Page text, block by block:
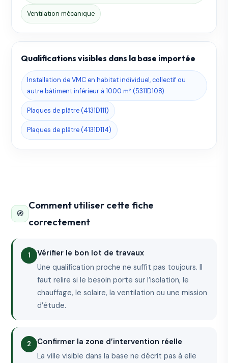
Ventilation mécanique
Qualifications visibles dans la base importée
Installation de VMC en habitat individuel, collectif ou
autre bâtiment inférieur à 1000 m² (5311D108)
Plaques de plâtre (4131D111)
Plaques de plâtre (4131D114)
🧭
Comment utiliser cette fiche
correctement
Vérifier le bon lot de travaux
Une qualification proche ne suffit pas toujours. Il
faut relire si le besoin porte sur l’isolation, le
chauffage, le solaire, la ventilation ou une mission
d’étude.
Confirmer la zone d’intervention réelle
La ville visible dans la base ne décrit pas à elle